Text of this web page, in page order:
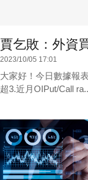
賈乞敗：外資
2023/10/05 17:01
大家好！今日數據報
超3.近月OIPut/Call